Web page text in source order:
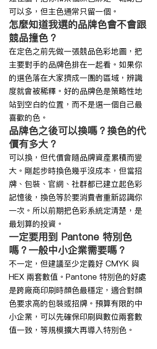
可以多，但主色通常只留一個。
怎麼知道我選的品牌色會不會跟
競品撞色？
在定色之前先做一張競品色彩地圖，把
主要對手的品牌色排在一起看。如果你
的選色落在大家擠成一團的區域，辨識
度就會被稀釋。好的品牌色是策略性地
站到空白的位置，而不是選一個自己最
喜歡的色。
品牌色之後可以換嗎？換色的代
價有多大？
可以換，但代價會隨品牌資產累積而變
大。剛起步時換色幾乎沒成本，但當招
牌、包裝、官網、社群都已建立起色彩
記憶後，換色等於要消費者重新認識你
一次。所以前期把色彩系統定清楚，是
最划算的投資。
一定要用到 Pantone 特別色
嗎？一般中小企業需要嗎？
不一定，但建議至少定義好 CMYK 與
HEX 兩套數值。Pantone 特別色的好處
是跨廠商印刷時顏色最穩定，適合對顏
色要求高的包裝或招牌。預算有限的中
小企業，可以先確保印刷與數位兩套數
值一致，等規模擴大再導入特別色。